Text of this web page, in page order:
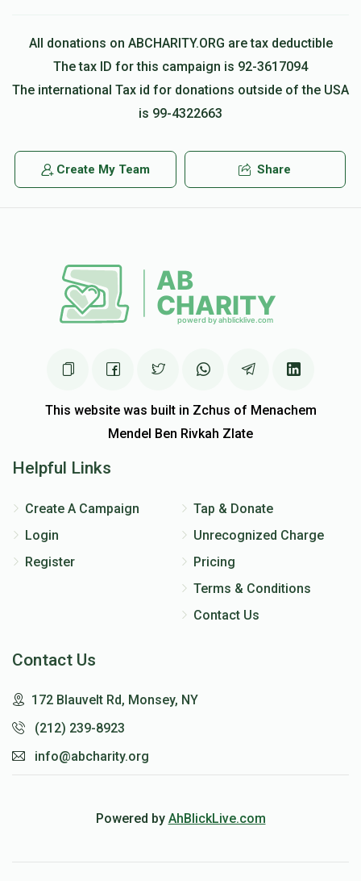
All donations on ABCHARITY.ORG are tax deductible
The tax ID for this campaign is 92-3617094
The international Tax id for donations outside of the USA
is 99-4322663
Create My Team Share
This website was built in Zchus of Menachem
Mendel Ben Rivkah Zlate
Helpful Links
Create A Campaign
Login
Register
Tap & Donate
Unrecognized Charge
Pricing
Terms & Conditions
Contact Us
Contact Us
172 Blauvelt Rd, Monsey, NY
(212) 239-8923
info@abcharity.org
Powered by AhBlickLive.com